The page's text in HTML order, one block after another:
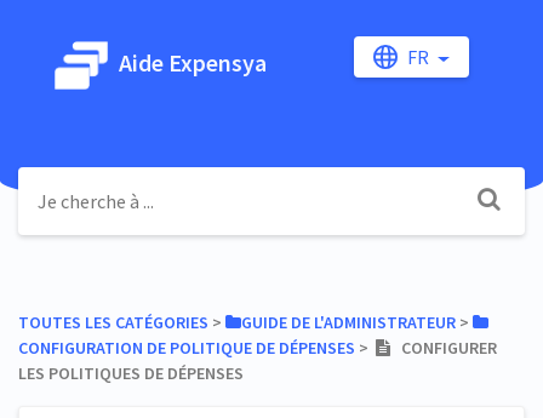
Aide Expensya FR
TOUTES LES CATÉGORIES ​ > ​ ​GUIDE DE L'ADMINISTRATEUR ​ > ​
CONFIGURATION DE POLITIQUE DE DÉPENSES ​ > ​
CONFIGURER
LES POLITIQUES DE DÉPENSES